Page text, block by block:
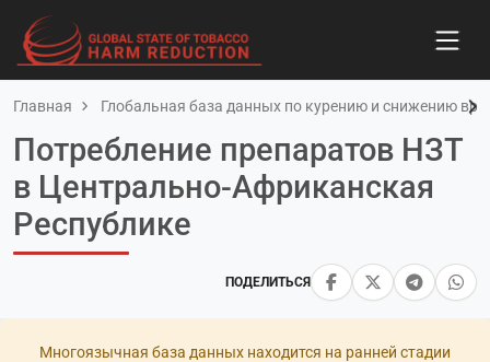
Главная Глобальная база данных по курению и снижению
ПОДЕЛИТЬСЯ
Потребление препаратов НЗТ
в Центрально-Африканская
Республике
Многоязычная база данных находится на ранней стадии